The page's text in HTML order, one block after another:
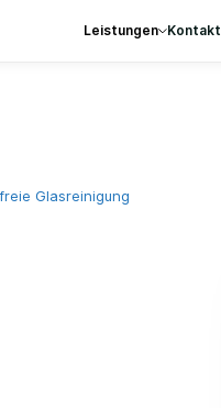
Leistungen Kontakt
Glasreinigung